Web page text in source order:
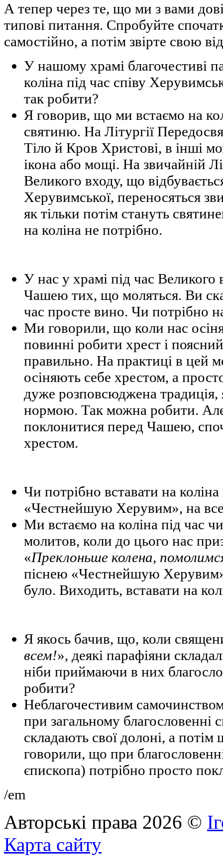
А тепер через те, що ми з вами
типові питання. Спробуйте
самостійно, а потім звірте свою
У нашому храмі благочестиві
коліна під час співу
так робити?
Я говорив, що ми встаємо на
святиню. На Літургії
Тіло й Кров Христові, в інші
ікона або мощі. На звичайній
Великого входу, що
Херувимської, переносяться
як тільки потім стануть
на коліна не потрібно.
У нас у храмі під час Великого
Чашею тих, що моляться. Ви
час просте вино. Чи потрібно
Ми говорили, що коли нас
повинні робити хрест і
правильно. На практиці в цей
осіняють себе хрестом, а
дуже розповсюджена традиція,
нормою. Так можна робити. Але
поклонитися перед Чашею,
хрестом.
Чи потрібно вставати на коліна
«Честнейшую Херувим», на
Ми встаємо на коліна під час
молитов, коли до цього нас
«Преклоньше колена,
піснею «Честнейшую Херувим»
було. Виходить, вставати на
Я якось бачив, що, коли
всем!», деякі парафіяни
ніби приймаючи в них
робити?
Неблагочестивим
при загальному благословенні
складають свої долоні, а
говорили, що при
єпископа) потрібно просто
/em
Авторські права 2026 ©
Карта сайту